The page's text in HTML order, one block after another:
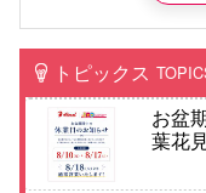
トピックス
お盆
葉花